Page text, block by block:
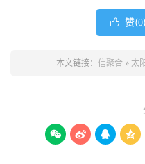
 赞(0)
本文链接： 信聚合 » 太
   